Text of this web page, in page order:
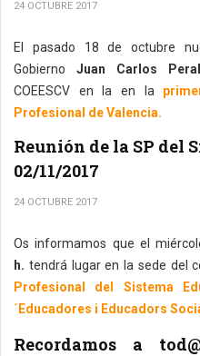
24 OCTUBRE 2017
El pasado 18 de octubre
Gobierno Juan Carlos
COEESCV en la en la
Profesional de Valencia.
Reunión de la SP del
02/11/2017
24 OCTUBRE 2017
Os informamos que el
h. tendrá lugar en la sede del
Profesional del Sistema
´Educadores i Educadors
Recordamos a